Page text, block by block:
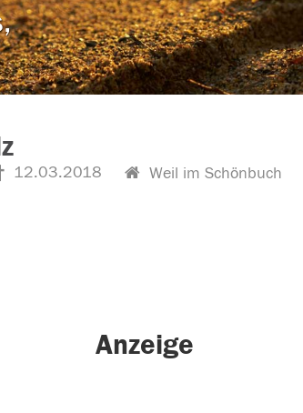
12.03.2018 Weil im Schönbuch
Anzeige